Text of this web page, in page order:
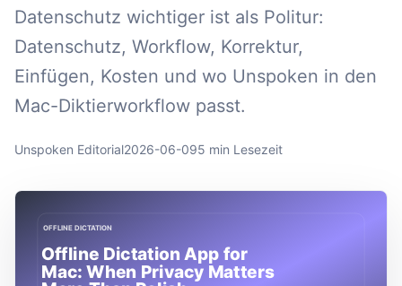
Datenschutz wichtiger ist als Politur:
Datenschutz, Workflow, Korrektur,
Einfügen, Kosten und wo Unspoken in den
Mac-Diktierworkflow passt.
Unspoken Editorial2026-06-095 min Lesezeit